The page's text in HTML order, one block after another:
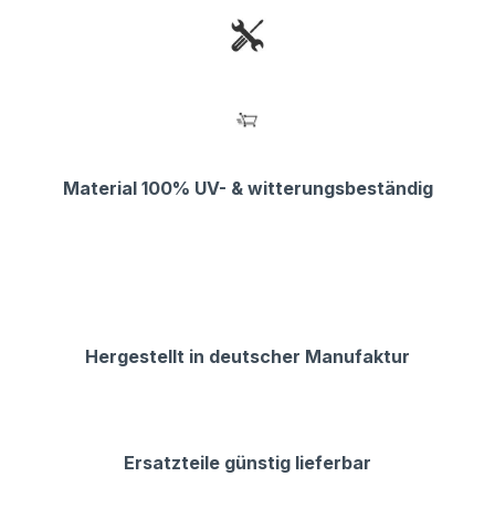
Material 100% UV- & witterungsbeständig
Hergestellt in deutscher Manufaktur
Ersatzteile günstig lieferbar